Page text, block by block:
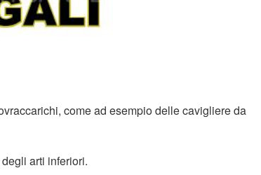
come ad esempio delle cavigliere da
arti inferiori.